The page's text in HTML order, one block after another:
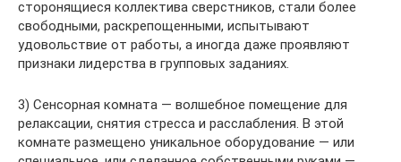
сторонящиеся коллектива сверстников, стали более
свободными, раскрепощенными, испытывают
удовольствие от работы, а иногда даже проявляют
признаки лидерства в групповых заданиях.
3) Сенсорная комната — волшебное помещение для
релаксации, снятия стресса и расслабления. В этой
комнате размещено уникальное оборудование — или